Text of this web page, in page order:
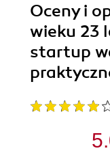
Oceny i
wieku 23
startup